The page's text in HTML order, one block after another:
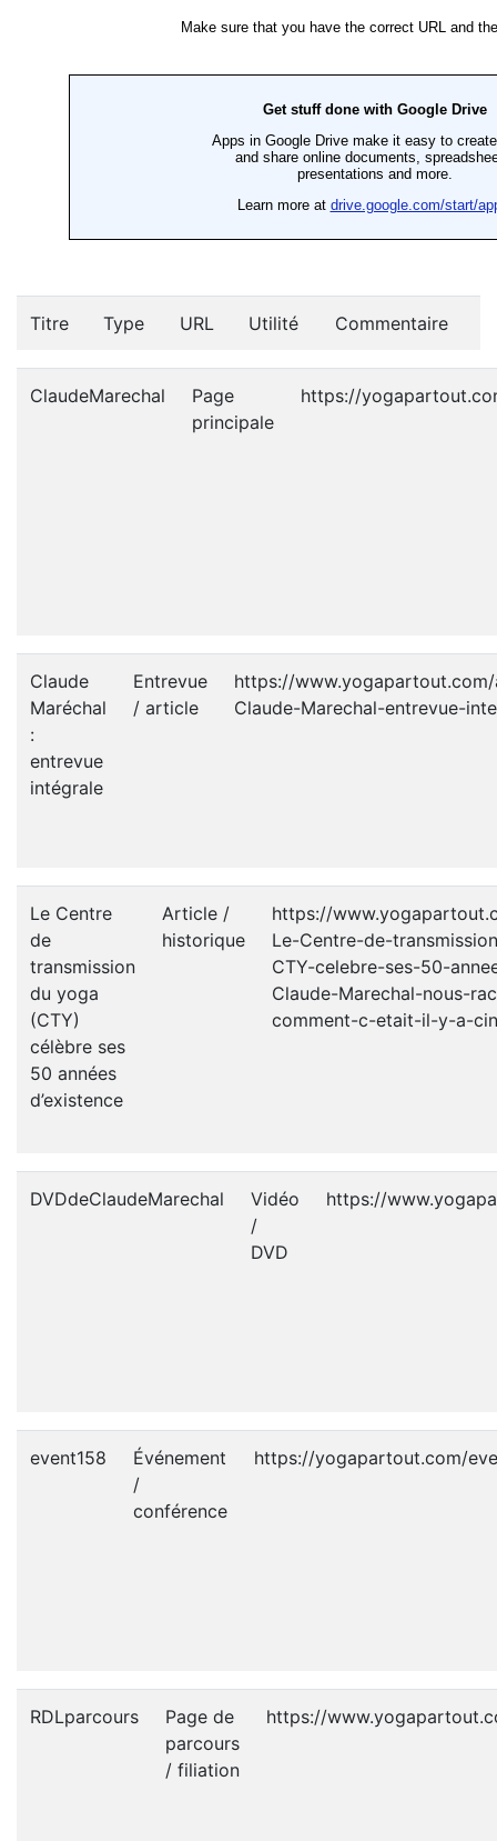
Titre Type URL Utilité Commentaire
ClaudeMarechal
Page
principale
https://
Claude
Maréchal
:
entrevue
intégrale
Entrevue
/ article
https://
Claude-Marechal-entrevue-
Le Centre
de
transmission
du yoga
(CTY)
célèbre ses
50 années
d’existence
Article /
historique
https://
Le-Centre-de-
CTY-celebre-ses-50-
Claude-Marechal-nous-
comment-c-etait-il-y-a-
DVDdeClaudeMarechal
Vidéo
/
DVD
https://
event158
Événement
/
conférence
https://yogapartout.com/
RDLparcours
Page de
parcours
/ filiation
https://